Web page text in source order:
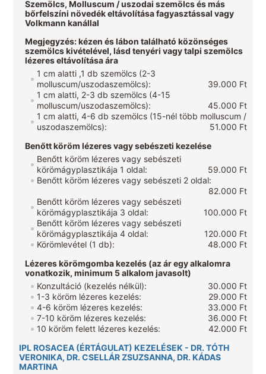
Szemölcs, Molluscum / uszodai szemölcs és más
bőrfelszíni növedék eltávolítása fagyasztással vagy
Volkmann kanállal
Megjegyzés: kézen és lábon található közönséges
szemölcs kivételével, lásd tenyéri vagy talpi szemölcs
lézeres eltávolítása ára
1 cm alatti ,1 db szemölcs (2-3
molluscum/uszodaszemölcs):
39.000 Ft
1 cm alatti, 2-3 db szemölcs (4-15
molluscum/uszodaszemölcs):
45.000 Ft
1 cm alatti, 4-6 db szemölcs (15-nél több molluscum /
uszodaszemölcs):
51.000 Ft
Benőtt köröm lézeres vagy sebészeti kezelése
Benőtt köröm lézeres vagy sebészeti
körömágyplasztikája 1 oldal:
59.000 Ft
Benőtt köröm lézeres vagy sebészeti 2 oldal:
82.000 Ft
Benőtt köröm lézeres vagy sebészeti
körömágyplasztikája 3 oldal:
100.000 Ft
Benőtt köröm lézeres vagy sebészeti
körömágyplasztikája 4 oldal:
120.000 Ft
Körömlevétel (1 db):
48.000 Ft
Lézeres körömgomba kezelés (az ár egy alkalomra
vonatkozik, minimum 5 alkalom javasolt)
Konzultáció (kezelés nélkül):
30.000 Ft
1-3 köröm lézeres kezelés:
29.000 Ft
4-6 köröm lézeres kezelés:
33.000 Ft
7-10 köröm lézeres kezelés:
36.000 Ft
10 köröm felett lézeres kezelés:
42.000 Ft
IPL ROSACEA (ÉRTÁGULAT) KEZELÉSEK - DR. TÓTH
VERONIKA, DR. CSELLÁR ZSUZSANNA, DR. KÁDAS
MARTINA